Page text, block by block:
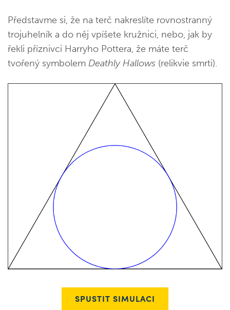
Představme si, že na terč nakreslíte rovnostranný
trojuhelník a do něj vpíšete kružnici, nebo, jak by
řekli příznivci Harryho Pottera, že máte terč
tvořený symbolem Deathly Hallows (relikvie smrti).
SPUSTIT SIMULACI